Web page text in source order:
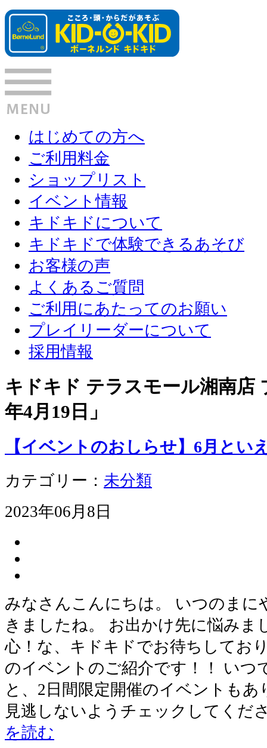
はじめての方へ
ご利用料金
ショップリスト
イベント情報
キドキドについて
キドキドで体験できるあそび
お客様の声
よくあるご質問
ご利用にあたってのお願い
プレイリーダーについて
採用情報
キドキド テラスモール湘南
年4月19日 」
【イベントのおしらせ】6月と
カテゴリー： 未分類
2023年06月8日
みなさんこんにちは。 いつのまに
きましたね。 お出かけ先に悩みま
心！な、キドキドでお待ちしてお
のイベントのご紹介です！！ いつ
と、2日間限定開催のイベントも
見逃しないようチェックしてくだ
を読む